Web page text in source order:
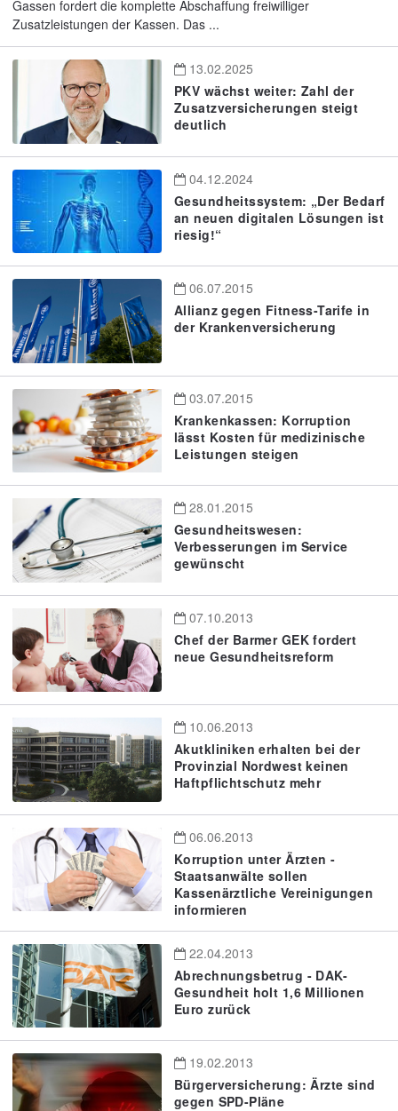
Gassen fordert die komplette Abschaffung freiwilliger
Zusatzleistungen der Kassen. Das ...
13.02.2025
PKV wächst weiter: Zahl der
Zusatzversicherungen steigt
deutlich
04.12.2024
Gesundheitssystem: „Der Bedarf
an neuen digitalen Lösungen ist
riesig!“
06.07.2015
Allianz gegen Fitness-Tarife in
der Krankenversicherung
03.07.2015
Krankenkassen: Korruption
lässt Kosten für medizinische
Leistungen steigen
28.01.2015
Gesundheitswesen:
Verbesserungen im Service
gewünscht
07.10.2013
Chef der Barmer GEK fordert
neue Gesundheitsreform
10.06.2013
Akutkliniken erhalten bei der
Provinzial Nordwest keinen
Haftpflichtschutz mehr
06.06.2013
Korruption unter Ärzten -
Staatsanwälte sollen
Kassenärztliche Vereinigungen
informieren
22.04.2013
Abrechnungsbetrug - DAK-
Gesundheit holt 1,6 Millionen
Euro zurück
19.02.2013
Bürgerversicherung: Ärzte sind
gegen SPD-Pläne